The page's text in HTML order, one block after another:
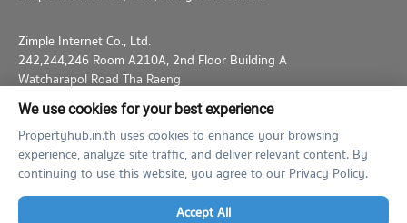
PROJECT_COUNT
Condo for Rent near Ramkhamhaeng 20
1 properties for rent
Condo for Sale near Ramkhamhaeng 20
Zimple Internet Co., Ltd.
242,244,246 Room A210A, 2nd Floor Building A
Watcharapol Road Tha Raeng
Bang Khen Bangkok 10230
02-026-3049
support@propertyhub.in.th
Term of Service
Privacy Policy Contact
Verified by
We use cookies for your best experience
Propertyhub.in.th uses cookies to enhance your browsing
experience, analyze site traffic, and deliver relevant content. By
continuing to use this website, you agree to our Privacy Policy.
Accept All